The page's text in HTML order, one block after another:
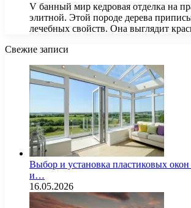
V банный мир кедровая отделка на
элитной. Этой породе дерева
лечебных свойств. Она выглядит
Свежие записи
Выбор и установка пластиковых
и…
16.05.2026